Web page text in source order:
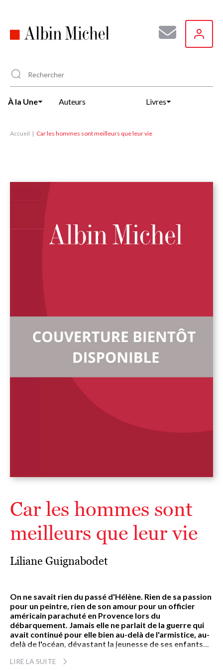
principal
À la Une Auteurs Livres
Accueil Car les hommes sont meilleurs que leur vie
Car les hommes sont
meilleurs que leur vie
Liliane Guignabodet
On ne savait rien du passé d'Hélène. Rien de sa passion
pour un peintre, rien de son amour pour un officier
américain parachuté en Provence lors du
débarquement. Jamais elle ne parlait de la guerre qui
avait continué pour elle bien au-delà de l'armistice, au-
delà de l'océan, dévastant la jeunesse de ses enfants...
vallée sereine de San Jose en Californie, une épopée
LIRE LA SUITE